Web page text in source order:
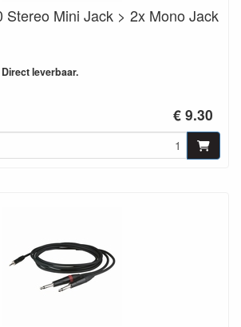
Stereo Mini Jack > 2x Mono Jack
leverbaar.
€ 9.30